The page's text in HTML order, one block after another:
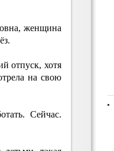
женщина
отпуск, хотя
на свою
Сейчас.